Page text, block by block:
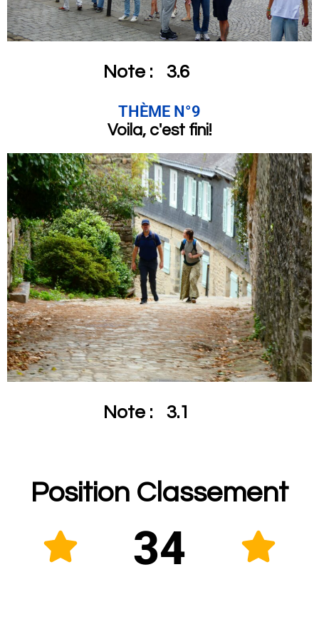
Note : 3.6
THÈME N°9
Voila, c'est fini!
Note : 3.1
Position Classement
34